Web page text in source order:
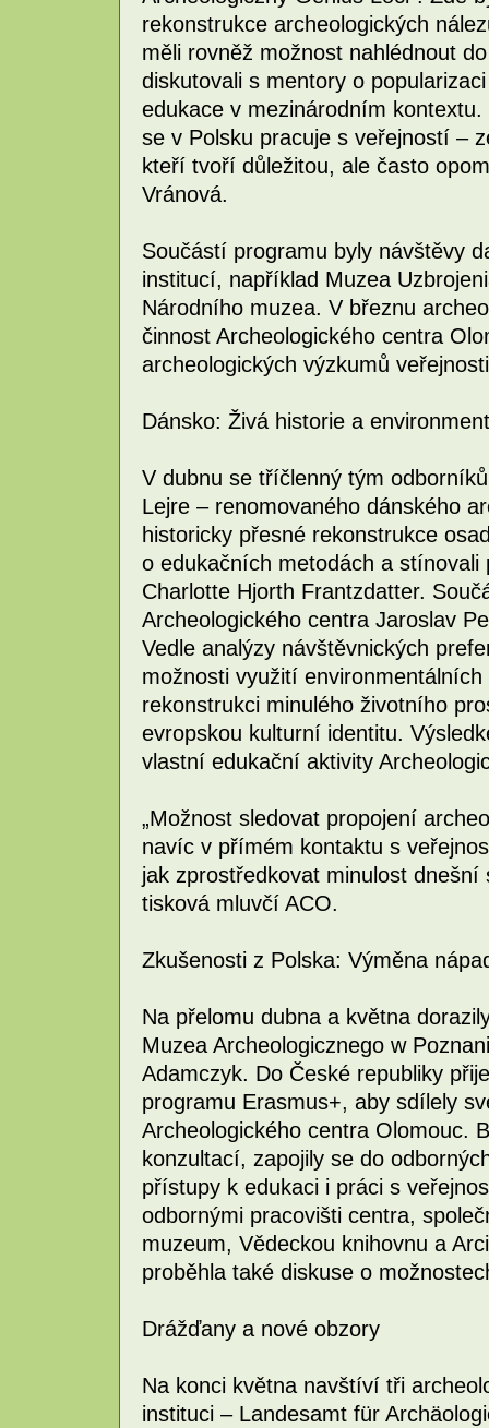
rekonstrukce archeologických
měli rovněž možnost nahlédnout
diskutovali s mentory o
edukace v mezinárodním
se v Polsku pracuje s veřejností –
kteří tvoří důležitou, ale často
Vránová.
Součástí programu byly návštěvy
institucí, například Muzea
Národního muzea. V březnu
činnost Archeologického centra
archeologických výzkumů
Dánsko: Živá historie a
V dubnu se tříčlenný tým
Lejre – renomovaného dánského
historicky přesné rekonstrukce
o edukačních metodách a
Charlotte Hjorth Frantzdatter.
Archeologického centra Jaroslav
Vedle analýzy návštěvnických
možnosti využití
rekonstrukci minulého životního
evropskou kulturní identitu.
vlastní edukační aktivity
„Možnost sledovat propojení
navíc v přímém kontaktu s
jak zprostředkovat minulost dnešní
tisková mluvčí ACO.
Zkušenosti z Polska: Výměna
Na přelomu dubna a května
Muzea Archeologicznego w
Adamczyk. Do České republiky
programu Erasmus+, aby sdílely
Archeologického centra Olomouc.
konzultací, zapojily se do
přístupy k edukaci i práci s
odbornými pracovišti centra,
muzeum, Vědeckou knihovnu a
proběhla také diskuse o
Drážďany a nové obzory
Na konci května navštíví tři
instituci – Landesamt für